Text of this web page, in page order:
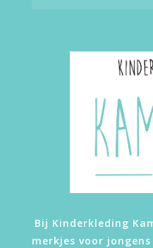
Bij Kinderkleding
merkjes voor